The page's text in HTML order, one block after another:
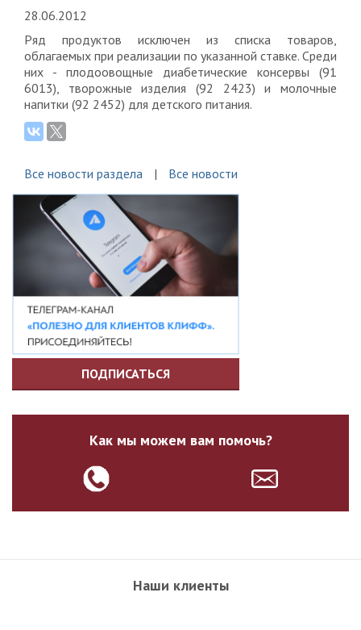
28.06.2012
Ряд продуктов исключен из списка товаров,
облагаемых при реализации по указанной ставке. Среди
них - плодоовощные диабетические консервы (91
6013), творожные изделия (92 2423) и молочные
напитки (92 2452) для детского питания.
Все новости раздела Все новости
ПОДПИСАТЬСЯ
Как мы можем вам помочь?
Наши клиенты